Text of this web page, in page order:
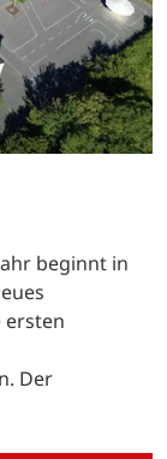
beginnt in
ersten
Der